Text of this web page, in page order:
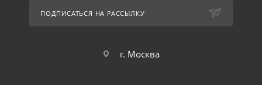
ПОДПИСАТЬСЯ НА РАССЫЛКУ
г. Москва